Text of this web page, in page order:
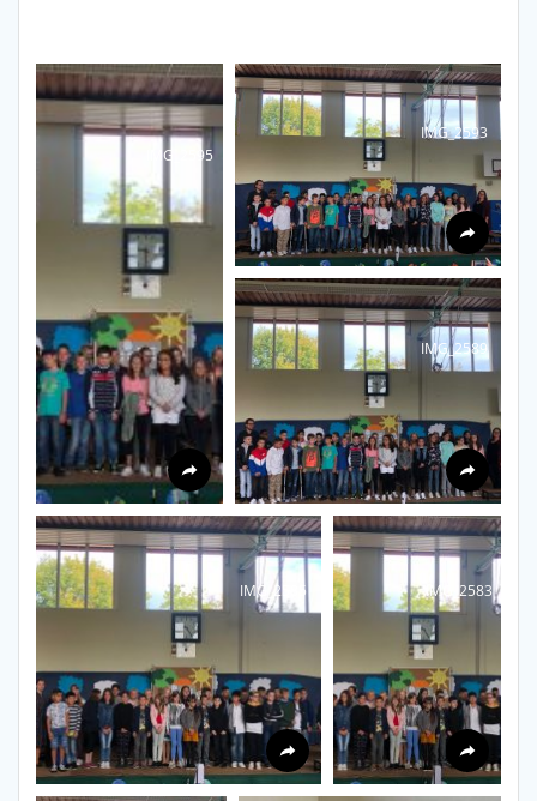
IMG_2595
IMG_2593
IMG_2589
IMG_2585 IMG_2583